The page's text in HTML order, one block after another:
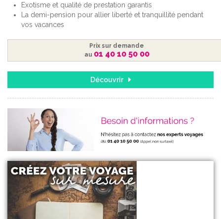
Exotisme et qualité de prestation garantis
La demi-pension pour allier liberté et tranquillité pendant
vos vacances
Prix sur demande
au 01 40 10 50 00
Découvrir